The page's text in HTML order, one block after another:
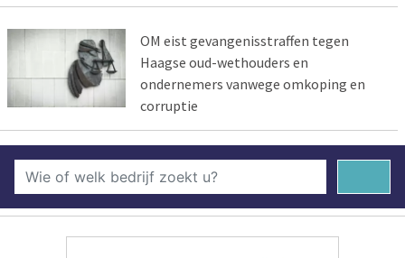
OM eist gevangenisstraffen tegen
Haagse oud-wethouders en
ondernemers vanwege omkoping en
corruptie